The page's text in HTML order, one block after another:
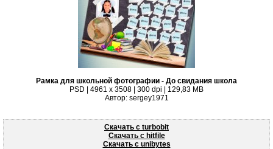
Рамка для школьной фотографии - До свидания школа
PSD | 4961 x 3508 | 300 dpi | 129,83 MB
Автор: sergey1971
Скачать с turbobit
Скачать с hitfile
Скачать с unibytes